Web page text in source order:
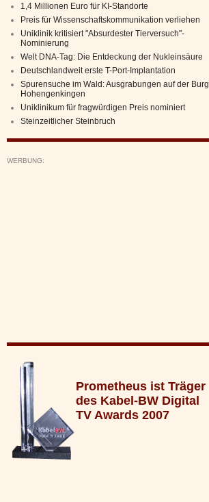
1,4 Millionen Euro für KI-Standorte
Preis für Wissenschaftskommunikation verliehen
Uniklinik kritisiert "Absurdester Tierversuch"-
Nominierung
Welt DNA-Tag: Die Entdeckung der Nukleinsäure
Deutschlandweit erste T-Port-Implantation
Spurensuche im Wald: Ausgrabungen auf der Burg
Hohengenkingen
Uniklinikum für fragwürdigen Preis nominiert
Steinzeitlicher Steinbruch
WERBUNG:
Prometheus ist Träger
des Kabel-BW Digital
TV Awards 2007